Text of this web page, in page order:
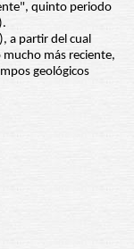
quinto periodo
a partir del cual
más reciente,
geológicos